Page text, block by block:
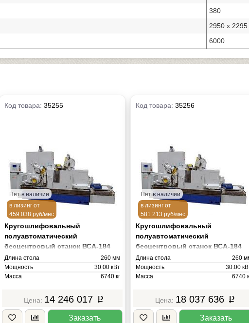
380
2950 х
6000
Код товара: 35255
Нет в наличии
в лизинг от
459 038 руб/мес
Кругошлифовальный
полуавтоматический
бесцентровый станок ВСА-184
NC22 (пк Siemens)
Длина стола
260 мм
Мощность
30.00 кВт
Масса
6740 кг
14 246 017 p
Заказать
Код товара: 35256
Нет в наличии
в лизинг от
581 213 руб/мес
Кругошлифовальный
полуавтоматический
бесцентровый станок ВСА-184
NC32 (пк Mitsubishi)
Длина стола
260
Мощность
30.00
Масса
6740
18 037 636 p
Заказать